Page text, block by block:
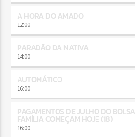
A HORA DO AMADO
12:00
PARADÃO DA NATIVA
14:00
AUTOMÁTICO
16:00
PAGAMENTOS DE JULHO DO BOLSA
FAMÍLIA COMEÇAM HOJE (18)
16:00